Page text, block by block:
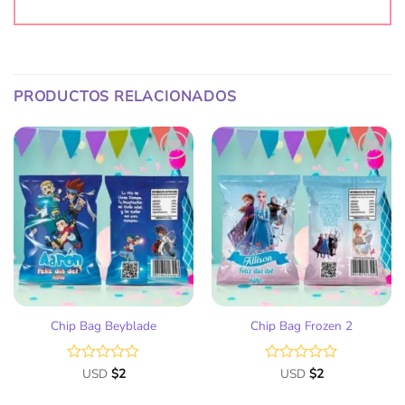
PRODUCTOS RELACIONADOS
Añadir
a la
lista
de
deseos
Chip Bag Beyblade
Valorado
USD $2
Añadir
a la
lista
de
deseos
Chip Bag Frozen 2
Valorado
USD $2